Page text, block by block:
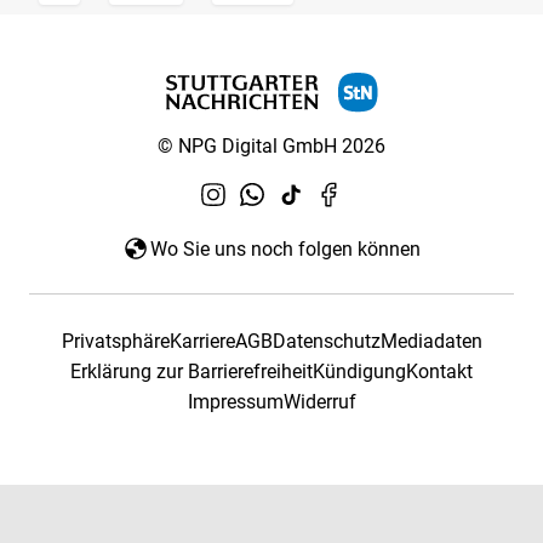
© NPG Digital GmbH 2026
Wo Sie uns noch folgen können
PrivatsphäreKarriereAGBDatenschutzMediadaten
Erklärung zur BarrierefreiheitKündigungKontakt
ImpressumWiderruf